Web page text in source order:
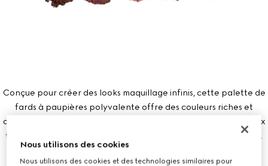
Conçue pour créer des looks maquillage infinis, cette palette de
fards à paupières polyvalente offre des couleurs riches et
durables à travers des nuances allant des tons neutres doux aux
tons intenses dans des finitions mates, satinées et chatoyantes.
Nous utilisons des cookies
Nous utilisons des cookies et des technologies similaires pour